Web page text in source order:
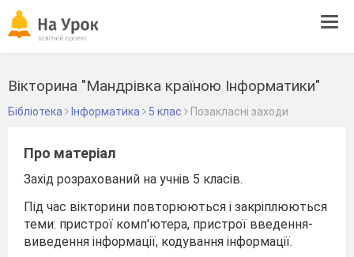
Вікторина "Мандрівка країною Інформатики"
Бібліотека Інформатика 5 клас Позакласні заходи
Про матеріал
Захід розрахований на учнів 5 класів.
Під час вікторини повторюються і закріплюються
теми: пристрої комп'ютера, пристрої введення-
виведення інформації, кодування інформації.